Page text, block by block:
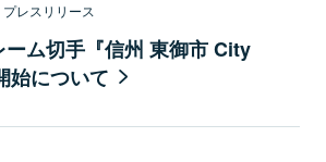
プレスリリース
ーム切手『信州 東御市 City
始について